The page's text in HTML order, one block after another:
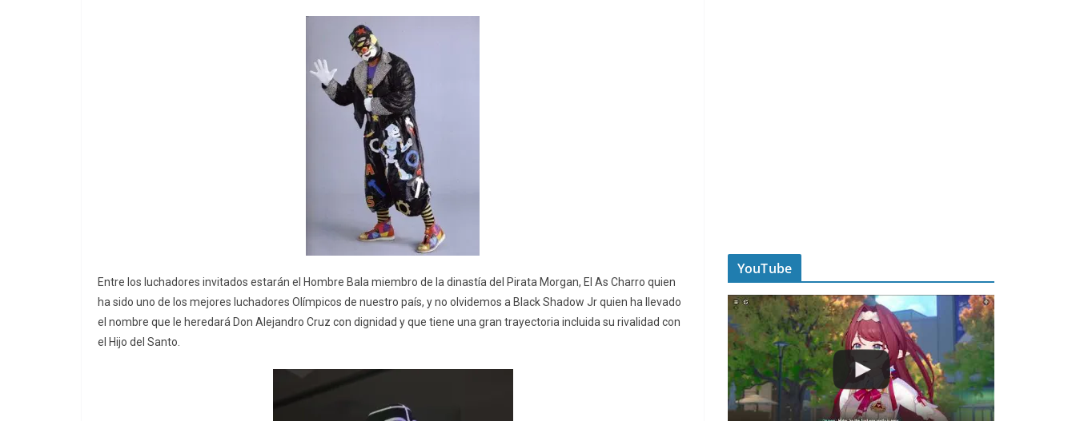
Entre los luchadores invitados estarán el Hombre Bala miembro de la dinastía del Pirata Morgan, El As Charro quien
ha sido uno de los mejores luchadores Olímpicos de nuestro país, y no olvidemos a Black Shadow Jr quien ha llevado
el nombre que le heredará Don Alejandro Cruz con dignidad y que tiene una gran trayectoria incluida su rivalidad con
el Hijo del Santo.
YouTube